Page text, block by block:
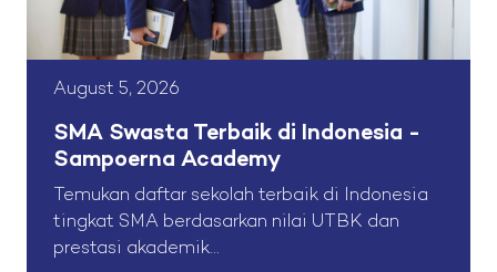
August 5, 2026
SMA Swasta Terbaik di Indonesia -
Sampoerna Academy
Temukan daftar sekolah terbaik di Indonesia
tingkat SMA berdasarkan nilai UTBK dan
prestasi akademik...